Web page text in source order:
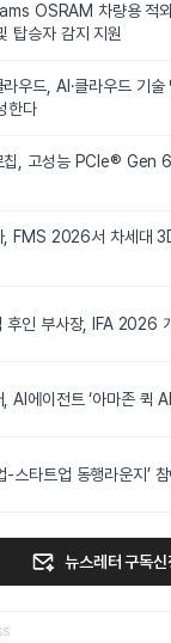
OSRAM 차량용 적
탑승자 감지 지원
라우드, AI·클라우드 기
한다
칩, 고성능 PCIe® Gen
, FMS 2026서 차세대
인 부사장, IFA 2026
, AI에이전트 ‘아마존 퀵
-스타트업 동행라운지’
뉴스레터 구독신